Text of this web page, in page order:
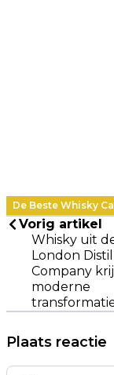
De Beste Whisky
Vorig artikel
Whisky uit
London
Company
moderne
Plaats reactie